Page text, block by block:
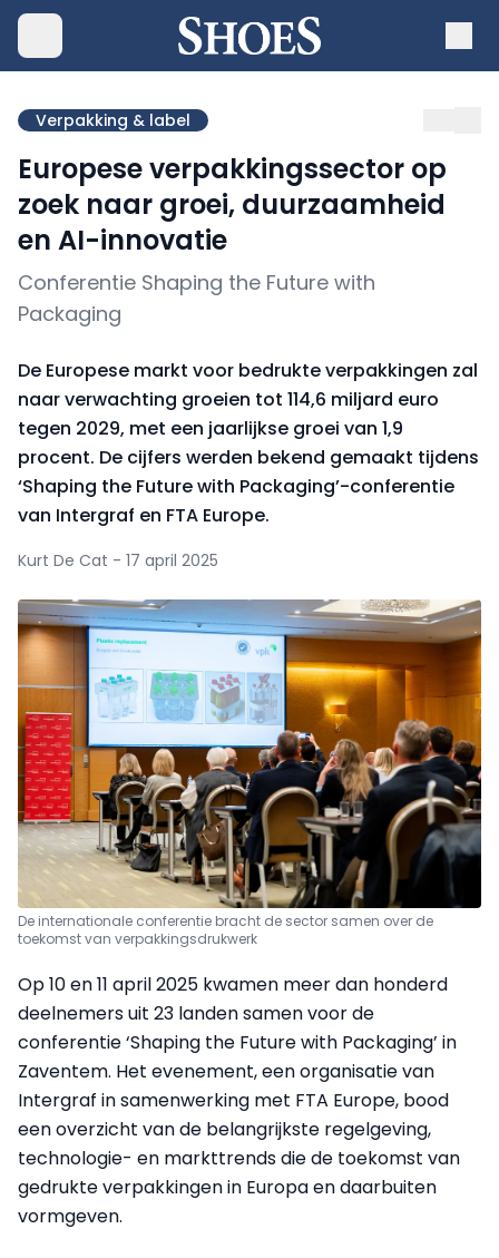
Verpakking & label
Europese verpakkingssector op
zoek naar groei, duurzaamheid
en AI-innovatie
Conferentie Shaping the Future with
Packaging
De Europese markt voor bedrukte verpakkingen zal
naar verwachting groeien tot 114,6 miljard euro
tegen 2029, met een jaarlijkse groei van 1,9
procent. De cijfers werden bekend gemaakt tijdens
‘Shaping the Future with Packaging’-conferentie
van Intergraf en FTA Europe.
Kurt De Cat - 17 april 2025
De internationale conferentie bracht de sector samen over de
toekomst van verpakkingsdrukwerk
Op 10 en 11 april 2025 kwamen meer dan honderd
deelnemers uit 23 landen samen voor de
conferentie ‘Shaping the Future with Packaging’ in
Zaventem. Het evenement, een organisatie van
Intergraf in samenwerking met FTA Europe, bood
een overzicht van de belangrijkste regelgeving,
technologie- en markttrends die de toekomst van
gedrukte verpakkingen in Europa en daarbuiten
vormgeven.